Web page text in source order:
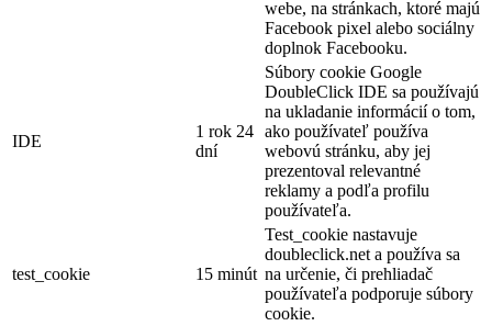
webe, na stránkach, ktoré majú
Facebook pixel alebo sociálny
doplnok Facebooku.
IDE
1 rok 24
dní
Súbory cookie Google
DoubleClick IDE sa používajú
na ukladanie informácií o tom,
ako používateľ používa
webovú stránku, aby jej
prezentoval relevantné
reklamy a podľa profilu
používateľa.
test_cookie 15 minút
Test_cookie nastavuje
doubleclick.net a používa sa
na určenie, či prehliadač
používateľa podporuje súbory
cookie.